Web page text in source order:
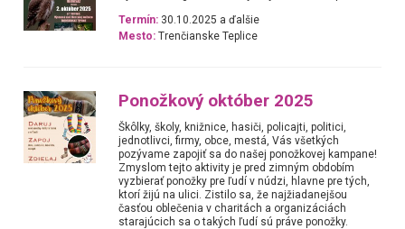
Termín: 30.10.2025 a ďalšie
Mesto: Trenčianske Teplice
Ponožkový október 2025
Škôlky, školy, knižnice, hasiči, policajti, politici,
jednotlivci, firmy, obce, mestá, Vás všetkých
pozývame zapojiť sa do našej ponožkovej kampane!
Zmyslom tejto aktivity je pred zimným obdobím
vyzbierať ponožky pre ľudí v núdzi, hlavne pre tých,
ktorí žijú na ulici. Zistilo sa, že najžiadanejšou
časťou oblečenia v charitách a organizáciách
starajúcich sa o takých ľudí sú práve ponožky.